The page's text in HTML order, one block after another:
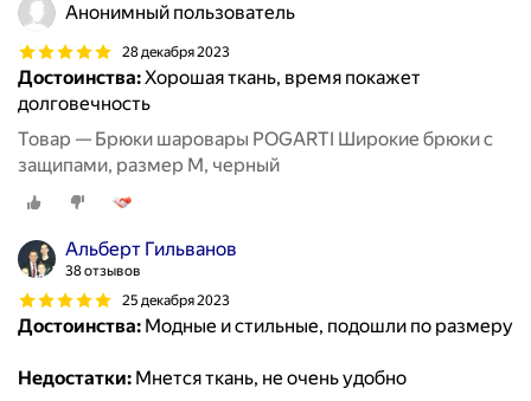
Анонимный пользователь
28 декабря 2023
Достоинства:Хорошая ткань, время покажет
долговечность
Товар — Брюки шаровары POGARTI Широкие брюки с
защипами, размер M, черный
Альберт Гильванов
38 отзывов
25 декабря 2023
Достоинства: Модные и стильные, подошли по размеру
Недостатки: Мнется ткань, не очень удобно